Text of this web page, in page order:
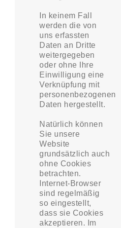
In keinem Fall
werden die von
uns erfassten
Daten an Dritte
weitergegeben
oder ohne Ihre
Einwilligung eine
Verknüpfung mit
personenbezogenen
Daten hergestellt.
Natürlich können
Sie unsere
Website
grundsätzlich auch
ohne Cookies
betrachten.
Internet-Browser
sind regelmäßig
so eingestellt,
dass sie Cookies
akzeptieren. Im